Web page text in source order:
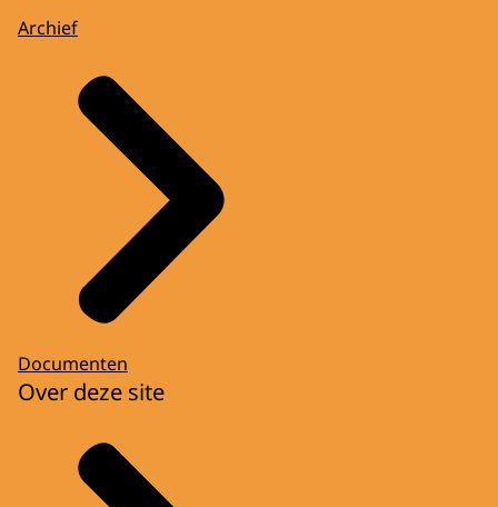
Archief
Documenten
Over deze site